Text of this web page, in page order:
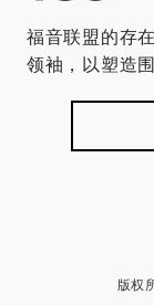
福音联盟的存
领袖，以塑造
版权